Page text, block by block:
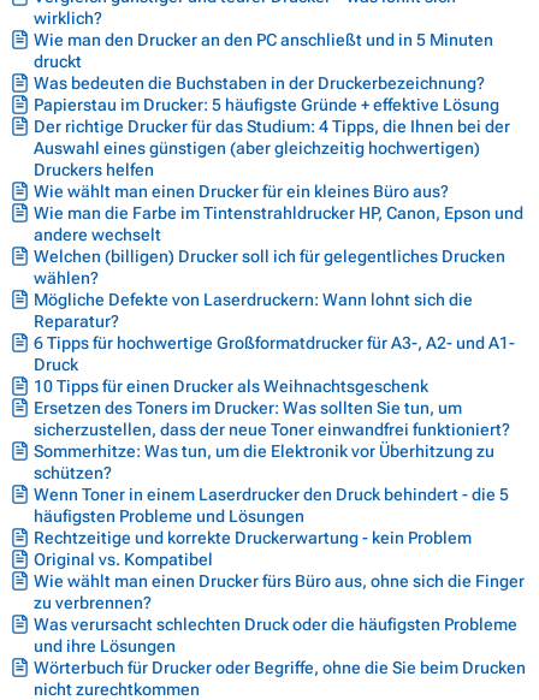
wirklich?
Wie man den Drucker an den PC anschließt und in 5 Minuten
druckt
Was bedeuten die Buchstaben in der Druckerbezeichnung?
Papierstau im Drucker: 5 häufigste Gründe + effektive Lösung
Der richtige Drucker für das Studium: 4 Tipps, die Ihnen bei der
Auswahl eines günstigen (aber gleichzeitig hochwertigen)
Druckers helfen
Wie wählt man einen Drucker für ein kleines Büro aus?
Wie man die Farbe im Tintenstrahldrucker HP, Canon, Epson und
andere wechselt
Welchen (billigen) Drucker soll ich für gelegentliches Drucken
wählen?
Mögliche Defekte von Laserdruckern: Wann lohnt sich die
Reparatur?
6 Tipps für hochwertige Großformatdrucker für A3-, A2- und A1-
Druck
10 Tipps für einen Drucker als Weihnachtsgeschenk
Ersetzen des Toners im Drucker: Was sollten Sie tun, um
sicherzustellen, dass der neue Toner einwandfrei funktioniert?
Sommerhitze: Was tun, um die Elektronik vor Überhitzung zu
schützen?
Wenn Toner in einem Laserdrucker den Druck behindert - die 5
häufigsten Probleme und Lösungen
Rechtzeitige und korrekte Druckerwartung - kein Problem
Original vs. Kompatibel
Wie wählt man einen Drucker fürs Büro aus, ohne sich die Finger
zu verbrennen?
Was verursacht schlechten Druck oder die häufigsten Probleme
und ihre Lösungen
Wörterbuch für Drucker oder Begriffe, ohne die Sie beim Drucken
nicht zurechtkommen